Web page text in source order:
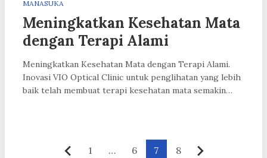
MANASUKA
Meningkatkan Kesehatan Mata
dengan Terapi Alami
Meningkatkan Kesehatan Mata dengan Terapi Alami.
Inovasi VIO Optical Clinic untuk penglihatan yang lebih
baik telah membuat terapi kesehatan mata semakin…
Paginasi
Sebelumnya
1 … 6 7 8